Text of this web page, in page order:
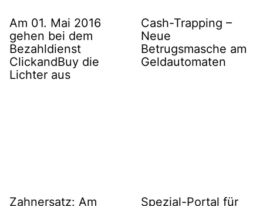
Am 01. Mai 2016
gehen bei dem
Bezahldienst
ClickandBuy die
Lichter aus
Cash-Trapping –
Neue
Betrugsmasche am
Geldautomaten
Zahnersatz: Am
Spezial-Portal für